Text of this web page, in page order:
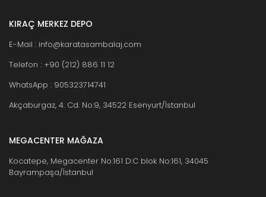
KIRAÇ MERKEZ DEPO
E-Mail : info@karatasambalaj.com
Telefon : +90 (212) 886 11 12
WhatsApp : 905323714741
Akçaburgaz, 4. Cd. No:9, 34522 Esenyurt/İstanbul
MEGACENTER MAĞAZA
Kocatepe, Megacenter No:161 D:C blok No:161, 34045
Bayrampaşa/İstanbul